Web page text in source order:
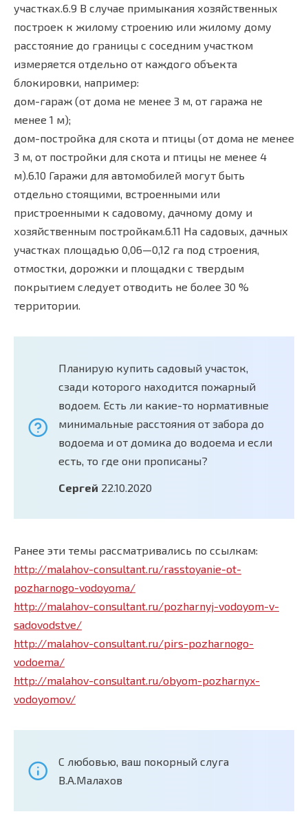
участках.6.9 В случае примыкания хозяйственных
построек к жилому строению или жилому дому
расстояние до границы с соседним участком
измеряется отдельно от каждого объекта
блокировки, например:
дом-гараж (от дома не менее 3 м, от гаража не
менее 1 м);
дом-постройка для скота и птицы (от дома не менее
3 м, от постройки для скота и птицы не менее 4
м).6.10 Гаражи для автомобилей могут быть
отдельно стоящими, встроенными или
пристроенными к садовому, дачному дому и
хозяйственным постройкам.6.11 На садовых, дачных
участках площадью 0,06—0,12 га под строения,
отмостки, дорожки и площадки с твердым
покрытием следует отводить не более 30 %
территории.
Планирую купить садовый участок,
сзади которого находится пожарный
водоем. Есть ли какие-то нормативные
минимальные расстояния от забора до
водоема и от домика до водоема и если
есть, то где они прописаны?
Сергей 22.10.2020
Ранее эти темы рассматривались по ссылкам:
http://malahov-consultant.ru/rasstoyanie-ot-
pozharnogo-vodoyoma/
http://malahov-consultant.ru/pozharnyj-vodoyom-v-
sadovodstve/
http://malahov-consultant.ru/pirs-pozharnogo-
vodoema/
http://malahov-consultant.ru/obyom-pozharnyx-
vodoyomov/
С любовью, ваш покорный слуга
В.А.Малахов